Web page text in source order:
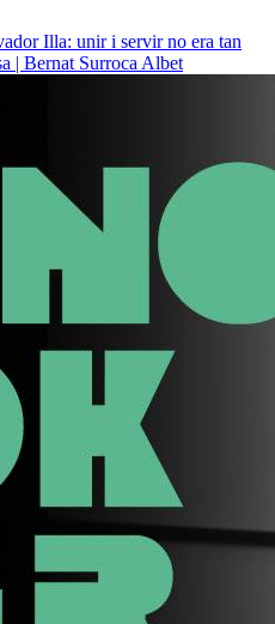
Illa: unir i servir no era tan
| Bernat Surroca Albet